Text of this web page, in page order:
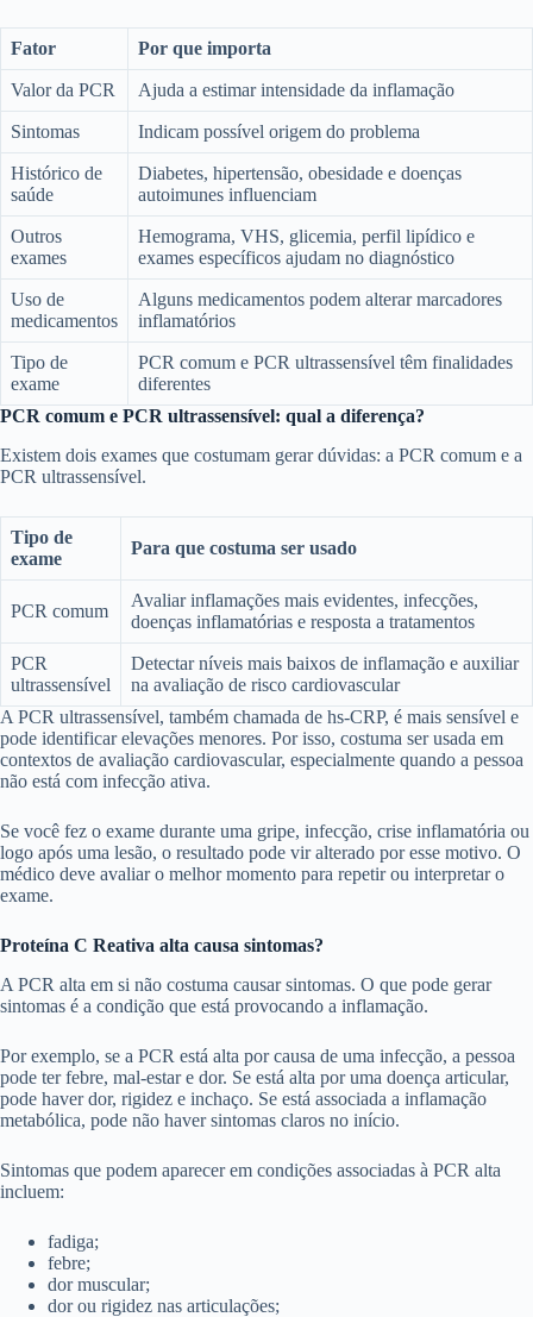
Fator Por que importa
Valor da PCR Ajuda a estimar intensidade da inflamação
Sintomas Indicam possível origem do problema
Histórico de
saúde
Diabetes, hipertensão, obesidade e doenças
autoimunes influenciam
Outros
exames
Hemograma, VHS, glicemia, perfil lipídico e
exames específicos ajudam no diagnóstico
Uso de
medicamentos
Alguns medicamentos podem alterar marcadores
inflamatórios
Tipo de
exame
PCR comum e PCR ultrassensível têm finalidades
diferentes
PCR comum e PCR ultrassensível: qual a diferença?
Existem dois exames que costumam gerar dúvidas: a PCR comum e a
PCR ultrassensível.
Tipo de
exame
Para que costuma ser usado
PCR comum
Avaliar inflamações mais evidentes, infecções,
doenças inflamatórias e resposta a tratamentos
PCR
ultrassensível
Detectar níveis mais baixos de inflamação e auxiliar
na avaliação de risco cardiovascular
A PCR ultrassensível, também chamada de hs-CRP, é mais sensível e
pode identificar elevações menores. Por isso, costuma ser usada em
contextos de avaliação cardiovascular, especialmente quando a pessoa
não está com infecção ativa.
Se você fez o exame durante uma gripe, infecção, crise inflamatória ou
logo após uma lesão, o resultado pode vir alterado por esse motivo. O
médico deve avaliar o melhor momento para repetir ou interpretar o
exame.
Proteína C Reativa alta causa sintomas?
A PCR alta em si não costuma causar sintomas. O que pode gerar
sintomas é a condição que está provocando a inflamação.
Por exemplo, se a PCR está alta por causa de uma infecção, a pessoa
pode ter febre, mal-estar e dor. Se está alta por uma doença articular,
pode haver dor, rigidez e inchaço. Se está associada a inflamação
metabólica, pode não haver sintomas claros no início.
Sintomas que podem aparecer em condições associadas à PCR alta
incluem:
fadiga;
febre;
dor muscular;
dor ou rigidez nas articulações;